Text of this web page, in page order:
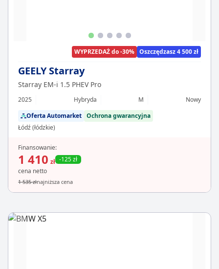
WYPRZEDAŻ do -30% Oszczędzasz 4 500 zł
GEELY Starray
Starray EM-i 1.5 PHEV Pro
2025 Hybryda M
Nowy
Oferta Automarket Ochrona gwarancyjna
Łódź (łódzkie)
Finansowanie:
1 410 zł -125 zł
cena netto
1 535 złnajniższa cena